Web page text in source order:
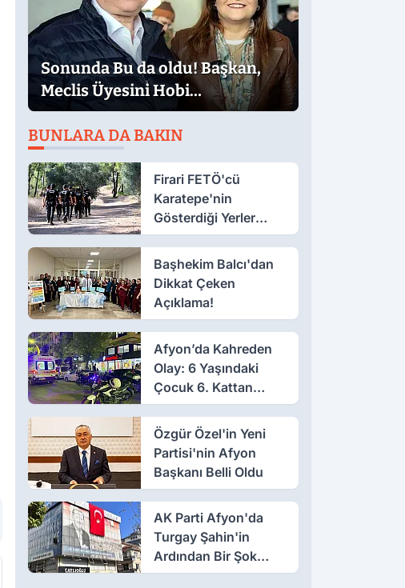
Sonunda Bu da oldu! Başkan,
Meclis Üyesini Hobi
Bahçesinden Attırdı
BUNLARA DA BAKIN
Firari FETÖ'cü
Karatepe'nin
Gösterdiği Yerler
Didik Didik Aranıyor
Başhekim Balcı'dan
Dikkat Çeken
Açıklama!
Afyon’da Kahreden
Olay: 6 Yaşındaki
Çocuk 6. Kattan
Düştü
Özgür Özel'in Yeni
Partisi'nin Afyon
Başkanı Belli Oldu
AK Parti Afyon'da
Turgay Şahin'in
Ardından Bir Şok
Daha!